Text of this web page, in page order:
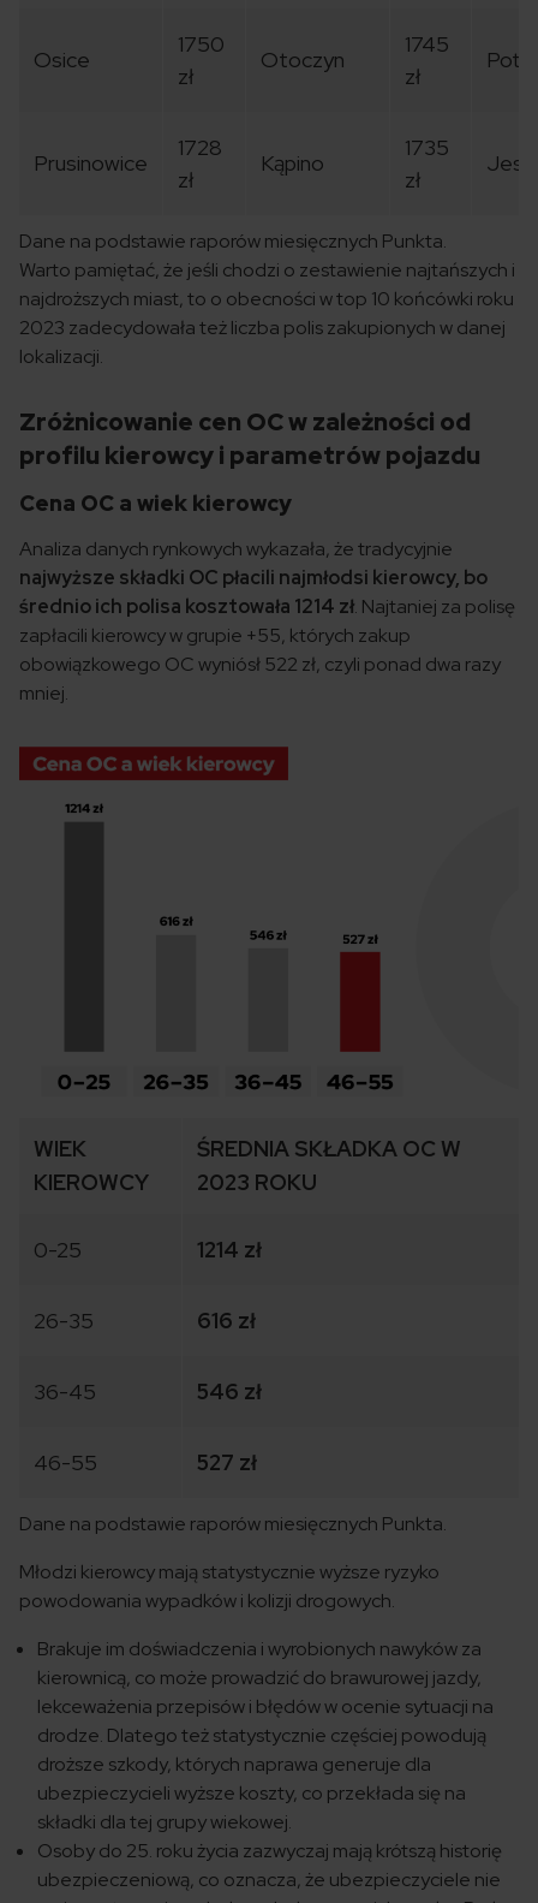
Osice
1750
zł
Otoczyn
1745
zł
Prusinowice
1728
zł
Kąpino
1735
zł
Dane na podstawie raporów miesięcznych Punkta.
Warto pamiętać, że jeśli chodzi o zestawienie najtańszych i
najdroższych miast, to o obecności w top 10 końcówki roku
2023 zadecydowała też liczba polis zakupionych w danej
lokalizacji.
Zróżnicowanie cen OC w zależności od
profilu kierowcy i parametrów pojazdu
Cena OC a wiek kierowcy
Analiza danych rynkowych wykazała, że tradycyjnie
najwyższe składki OC płacili najmłodsi kierowcy, bo
średnio ich polisa kosztowała 1214 zł. Najtaniej za polisę
zapłacili kierowcy w grupie +55, których zakup
obowiązkowego OC wyniósł 522 zł, czyli ponad dwa razy
mniej.
WIEK
KIEROWCY
ŚREDNIA SKŁADKA OC W
2023 ROKU
0-25 1214 zł
26-35 616 zł
36-45 546 zł
46-55 527 zł
Dane na podstawie raporów miesięcznych Punkta.
Młodzi kierowcy mają statystycznie wyższe ryzyko
powodowania wypadków i kolizji drogowych.
Brakuje im doświadczenia i wyrobionych nawyków za
kierownicą, co może prowadzić do brawurowej jazdy,
lekceważenia przepisów i błędów w ocenie sytuacji na
drodze. Dlatego też statystycznie częściej powodują
droższe szkody, których naprawa generuje dla
ubezpieczycieli wyższe koszty, co przekłada się na
składki dla tej grupy wiekowej.
Osoby do 25. roku życia zazwyczaj mają krótszą historię
ubezpieczeniową, co oznacza, że ubezpieczyciele nie